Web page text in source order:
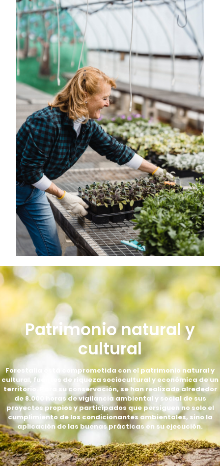
Patrimonio natural y
cultural
Forestalia está comprometida con el patrimonio natural y
cultural, fuentes de riqueza sociocultural y económica de un
territorio. Para su conservación, se han realizado alrededor
de 8.000 horas de vigilancia ambiental y social de sus
proyectos propios y participados que persiguen no solo el
cumplimiento de los condicionantes ambientales, sino la
aplicación de las buenas prácticas en su ejecución.